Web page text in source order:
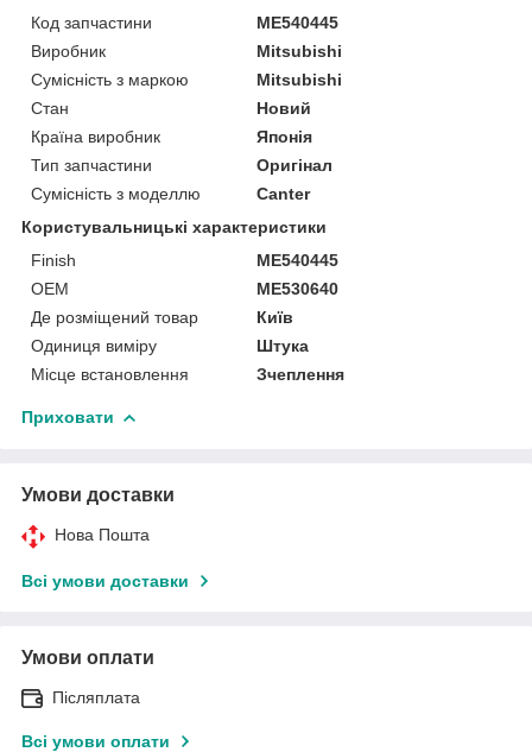
Код запчастини
ME540445
Виробник
Mitsubishi
Сумісність з маркою
Mitsubishi
Стан
Новий
Країна виробник
Японія
Тип запчастини
Оригінал
Сумісність з моделлю
Canter
Користувальницькі характеристики
Finish
ME540445
OEM
ME530640
Де розміщений товар
Київ
Одиниця виміру
Штука
Місце встановлення
Зчеплення
Приховати
Умови доставки
Нова Пошта
Всі умови доставки
Умови оплати
Післяплата
Всі умови оплати